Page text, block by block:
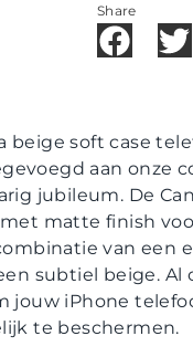
Share
beige soft case
aan onze
jubileum. De
matte finish
van een
subtiel beige. Al
jouw iPhone
te beschermen.